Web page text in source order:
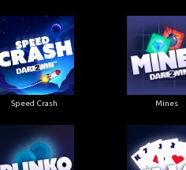
Speed Crash Mines